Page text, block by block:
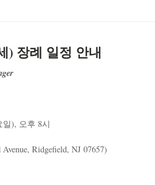
) 장례 일정 안내
일), 오후 8시
Ridgefield, NJ 07657)